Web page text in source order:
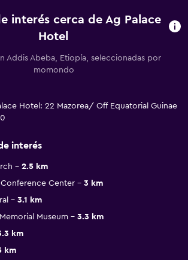
interés cerca de Ag Palace
Hotel
Addis Abeba, Etiopía, seleccionadas por
momondo
Hotel: 22 Mazorea/ Off Equatorial Guinae
interés
2.5 km
Conference Center
3 km
3.1 km
Museum
3.3 km
km
km